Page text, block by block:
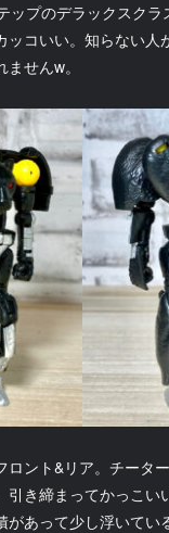
ップのデラックスクラ
ッコいい。知らない人
せんw。
ント&リア。チータ
引き締まってかっこい
があって少し浮いてい